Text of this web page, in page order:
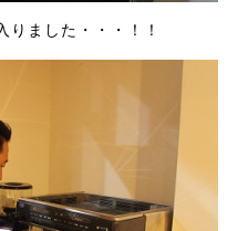
りました・・・！！